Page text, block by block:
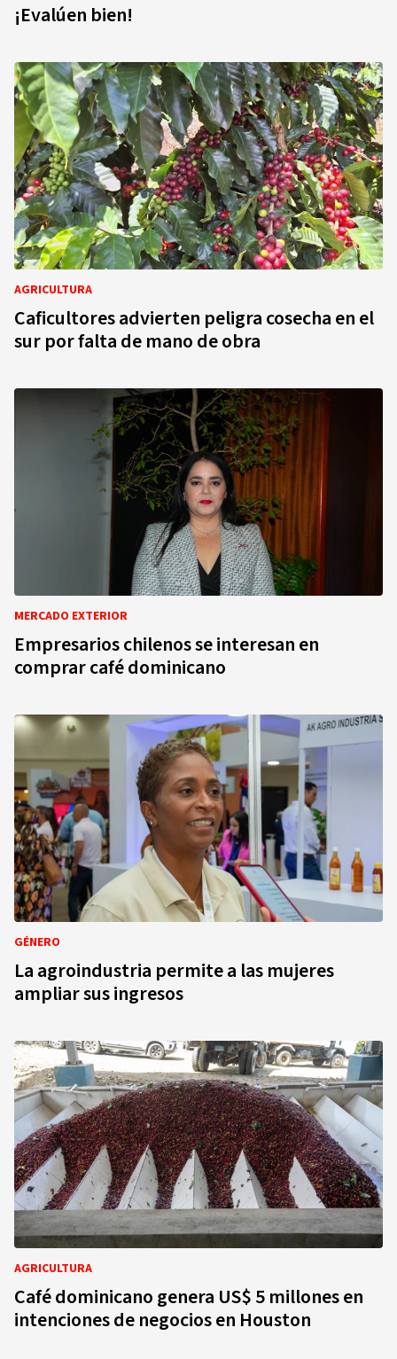
¡Evalúen bien!
AGRICULTURA
Caficultores advierten peligra cosecha en el
sur por falta de mano de obra
MERCADO EXTERIOR
Empresarios chilenos se interesan en
comprar café dominicano
GÉNERO
La agroindustria permite a las mujeres
ampliar sus ingresos
AGRICULTURA
Café dominicano genera US$ 5 millones en
intenciones de negocios en Houston